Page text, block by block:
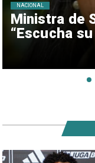
Ministra de
“Escucha
NACIONAL